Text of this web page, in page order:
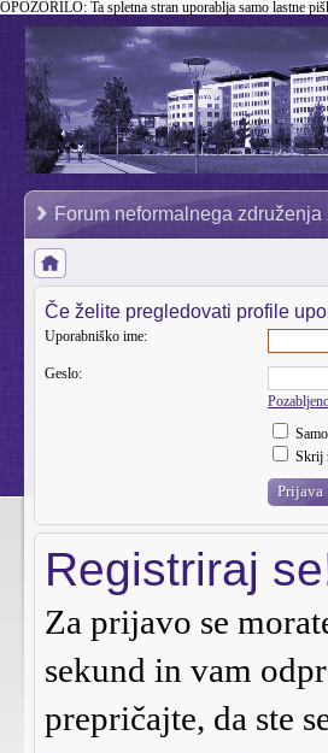
OPOZORILO: Ta spletna stran uporablja samo lastne
Forum neformalnega
Če želite pregledovati profile
Uporabniško ime:
Geslo:
Skrij
Registriraj
Za prijavo se
sekund in vam
prepričajte, da ste